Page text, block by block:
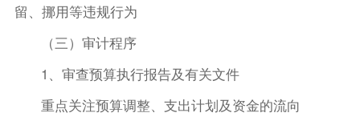
留、挪用等违规行为
（三）审计程序
1、审查预算执行报告及有关文件
重点关注预算调整、支出计划及资金的流向